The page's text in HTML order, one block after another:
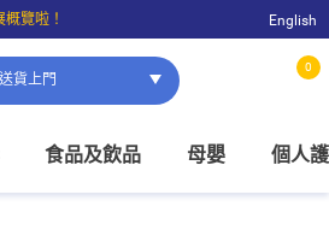
覽啦！
$100即可免費店取。
English
送貨上門
0
食品及飲品 母嬰 個人